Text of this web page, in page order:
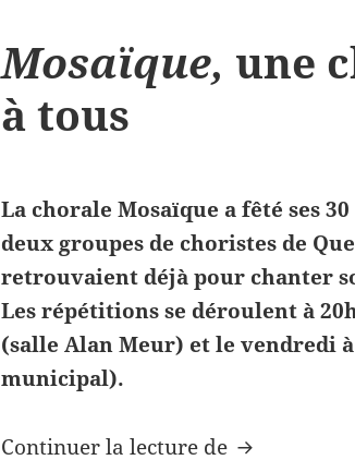
Mosaïque, une
à tous
La chorale Mosaïque a fêté ses
deux groupes de choristes de
retrouvaient déjà pour chanter
Les répétitions se déroulent à
(salle Alan Meur) et le vendredi
municipal).
Continuer la lecture de Mosaïque,